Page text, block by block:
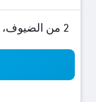
2 من الضيوف، غرفة واحدة